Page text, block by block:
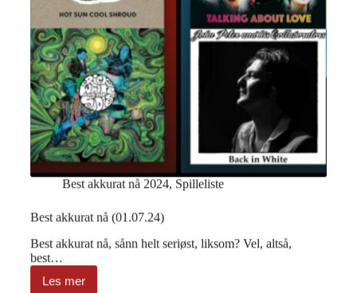
Best akkurat nå 2024, Spilleliste
Best akkurat nå (01.07.24)
Best akkurat nå, sånn helt seriøst, liksom? Vel, altså,
best…
Les mer
Best